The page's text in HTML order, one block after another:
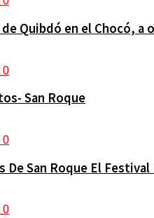
Quibdó en el Chocó,
0
San Roque
0
De San Roque El Festival
0